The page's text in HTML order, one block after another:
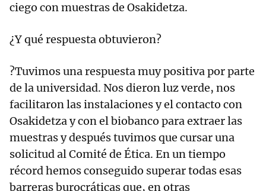
ciego con muestras de Osakidetza.
¿Y qué respuesta obtuvieron?
?Tuvimos una respuesta muy positiva por parte
de la universidad. Nos dieron luz verde, nos
facilitaron las instalaciones y el contacto con
Osakidetza y con el biobanco para extraer las
muestras y después tuvimos que cursar una
solicitud al Comité de Ética. En un tiempo
récord hemos conseguido superar todas esas
barreras burocráticas que, en otras